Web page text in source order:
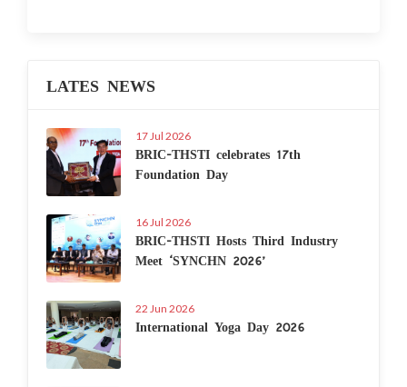
LATES NEWS
17 Jul 2026
BRIC-THSTI celebrates 17th
Foundation Day
16 Jul 2026
BRIC-THSTI Hosts Third Industry
Meet ‘SYNCHN 2026’
22 Jun 2026
International Yoga Day 2026